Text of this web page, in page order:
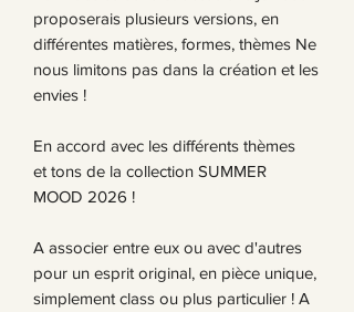
proposerais plusieurs versions, en
différentes matières, formes, thèmes Ne
nous limitons pas dans la création et les
envies !
En accord avec les différents thèmes
et tons de la collection SUMMER
MOOD 2026 !
A associer entre eux ou avec d'autres
pour un esprit original, en pièce unique,
simplement class ou plus particulier ! A